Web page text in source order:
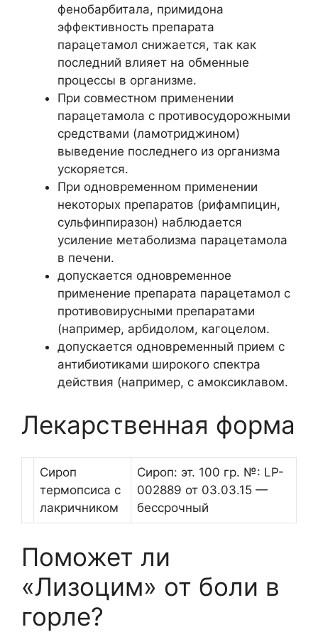
фенобарбитала, примидона
эффективность препарата
парацетамол снижается, так как
последний влияет на обменные
процессы в организме.
При совместном применении
парацетамола с противосудорожными
средствами (ламотриджином)
выведение последнего из организма
ускоряется.
При одновременном применении
некоторых препаратов (рифампицин,
сульфинпиразон) наблюдается
усиление метаболизма парацетамола
в печени.
допускается одновременное
применение препарата парацетамол с
противовирусными препаратами
(например, арбидолом, кагоцелом.
допускается одновременный прием с
антибиотиками широкого спектра
действия (например, с амоксиклавом.
Лекарственная форма
Сироп
термопсиса с
лакричником
Сироп: эт. 100 гр. №: LP-
002889 от 03.03.15 —
бессрочный
Поможет ли
«Лизоцим» от боли в
горле?